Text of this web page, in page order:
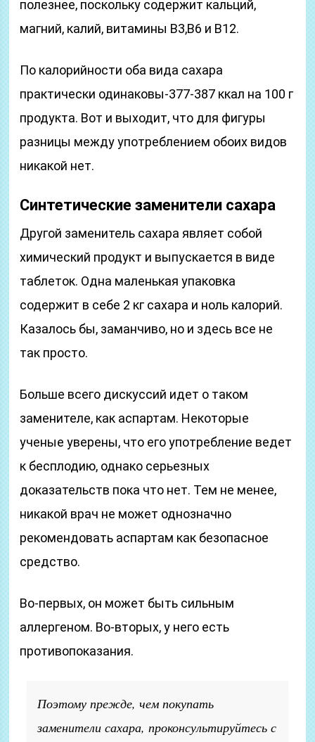
полезнее, поскольку содержит кальций,
магний, калий, витамины В3,В6 и В12.
По калорийности оба вида сахара
практически одинаковы-377-387 ккал на 100 г
продукта. Вот и выходит, что для фигуры
разницы между употреблением обоих видов
никакой нет.
Синтетические заменители сахара
Другой заменитель сахара являет собой
химический продукт и выпускается в виде
таблеток. Одна маленькая упаковка
содержит в себе 2 кг сахара и ноль калорий.
Казалось бы, заманчиво, но и здесь все не
так просто.
Больше всего дискуссий идет о таком
заменителе, как аспартам. Некоторые
ученые уверены, что его употребление ведет
к бесплодию, однако серьезных
доказательств пока что нет. Тем не менее,
никакой врач не может однозначно
рекомендовать аспартам как безопасное
средство.
Во-первых, он может быть сильным
аллергеном. Во-вторых, у него есть
противопоказания.
Поэтому прежде, чем покупать
заменители сахара, проконсультируйтесь с